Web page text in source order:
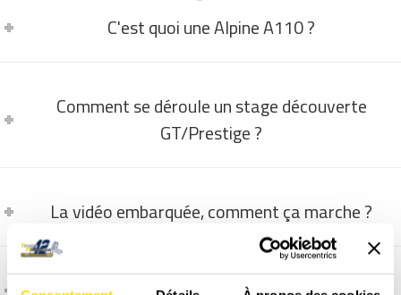
C'est quoi une Alpine A110 ?
Comment se déroule un stage découverte
GT/Prestige ?
La vidéo embarquée, comment ça marche ?